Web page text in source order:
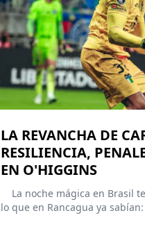
LA REVANCHA DE
RESILIENCIA,
EN O'HIGGINS
La noche mágica en Brasil
lo que en Rancagua ya